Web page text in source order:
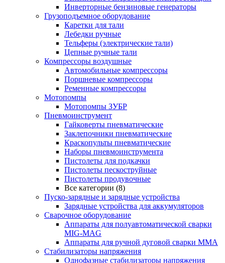
Инверторные бензиновые генераторы
Грузоподъемное оборудование
Каретки для тали
Лебедки ручные
Тельферы (электрические тали)
Цепные ручные тали
Компрессоры воздушные
Автомобильные компрессоры
Поршневые компрессоры
Ременные компрессоры
Мотопомпы
Мотопомпы ЗУБР
Пневмоинструмент
Гайковерты пневматические
Заклепочники пневматические
Краскопульты пневматические
Наборы пневмоинструмента
Пистолеты для подкачки
Пистолеты пескоструйные
Пистолеты продувочные
Все категории (8)
Пуско-зарядные и зарядные устройства
Зарядные устройства для аккумуляторов
Сварочное оборудование
Аппараты для полуавтоматической сварки
MIG-MAG
Аппараты для ручной дуговой сварки MMA
Стабилизаторы напряжения
Однофазные стабилизаторы напряжения